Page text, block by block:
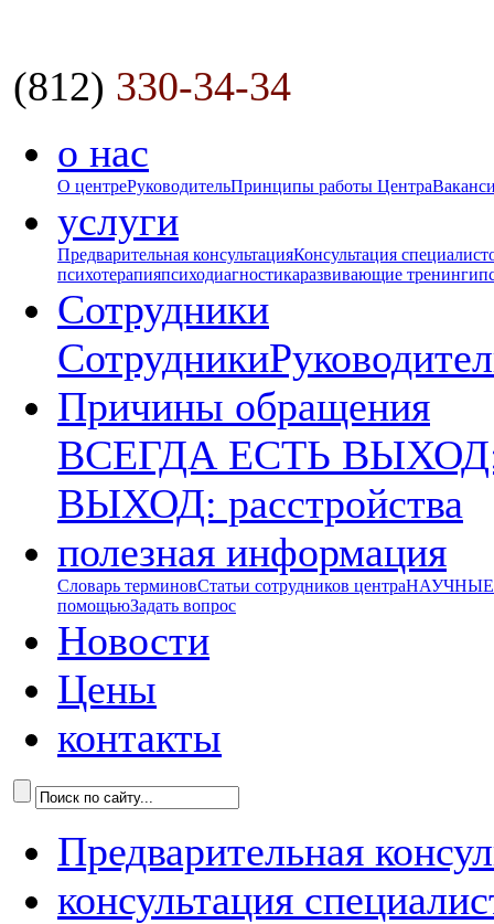
(812) 330-34-34
о нас
О центреРуководительПринципы работы Центра
услуги
Предварительная консультацияКонсультация
психотерапияпсиходиагностикаразвивающие тренинги
Сотрудники
Сотрудники
Причины обращения
ВСЕГДА ЕСТЬ ВЫХОД:
ВЫХОД: расстройства
полезная информация
Словарь терминовСтатьи сотрудников центраНАУЧНЫЕ
помощьюЗадать вопрос
Новости
Цены
контакты
Предварительная
консультация